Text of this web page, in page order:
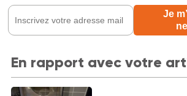
En rapport avec votre